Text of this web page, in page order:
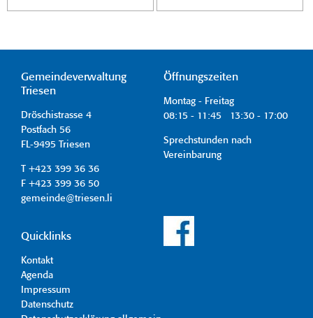
Gemeindeverwaltung
Triesen
Dröschistrasse 4
Postfach 56
FL-9495 Triesen
T +423 399 36 36
F +423 399 36 50
gemeinde@triesen.li
Öffnungszeiten
Montag - Freitag
08:15 - 11:45 13:30 - 17:00
Sprechstunden nach
Vereinbarung
Quicklinks
Kontakt
Agenda
Impressum
Datenschutz